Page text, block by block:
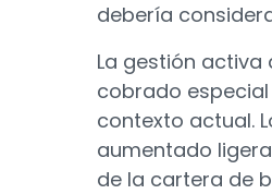
debería
La gestión activa
cobrado
contexto actual.
aumentado
de la cartera de